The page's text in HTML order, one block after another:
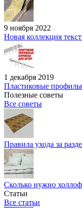
9 ноября 2022
Новая коллекция
1 декабря 2019
Пластиковые
Полезные советы
Все советы
Правила ухода за
Сколько нужно
Статьи
Все статьи